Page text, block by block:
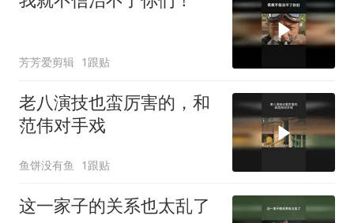
芳芳爱剪辑 1跟贴
老八演技也蛮厉害的，和
范伟对手戏
鱼饼没有鱼 1跟贴
这一家子的关系也太乱了